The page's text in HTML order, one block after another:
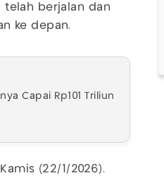
telah berjalan dan
ke depan.
Capai Rp101 Triliun
(22/1/2026).